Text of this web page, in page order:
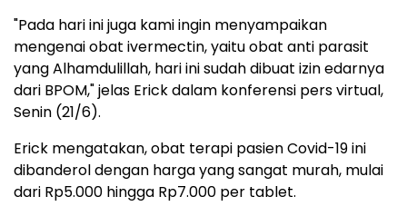
"Pada hari ini juga kami ingin menyampaikan
mengenai obat ivermectin, yaitu obat anti parasit
yang Alhamdulillah, hari ini sudah dibuat izin edarnya
dari BPOM," jelas Erick dalam konferensi pers virtual,
Senin (21/6).
Erick mengatakan, obat terapi pasien Covid-19 ini
dibanderol dengan harga yang sangat murah, mulai
dari Rp5.000 hingga Rp7.000 per tablet.